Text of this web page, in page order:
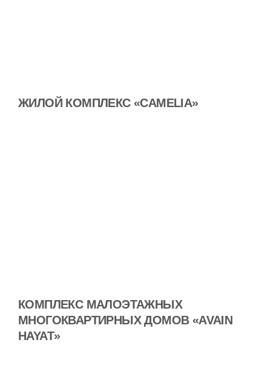
ЖИЛОЙ КОМПЛЕКС «CAMELIA»
КОМПЛЕКС МАЛОЭТАЖНЫХ
МНОГОКВАРТИРНЫХ ДОМОВ «AVAIN
HAYAT»